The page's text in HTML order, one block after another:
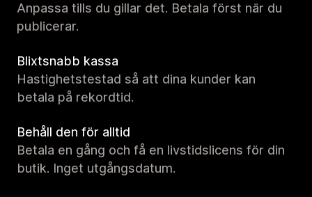
Anpassa tills du gillar det. Betala först när du
publicerar.
Blixtsnabb kassa
Hastighetstestad så att dina kunder kan
betala på rekordtid.
Behåll den för alltid
Betala en gång och få en livstidslicens för din
butik. Inget utgångsdatum.